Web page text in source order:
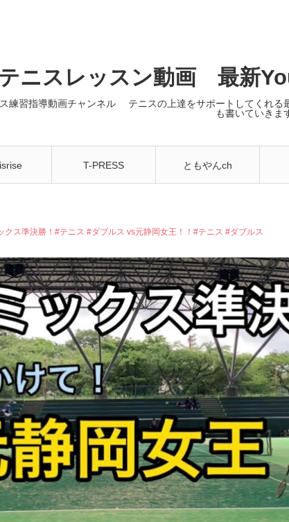
テニスレッスン動画 最新
練習指導動画チャンネル テニスの上達をサポートしてくれ
も書いていきま
T-PRESS ともやんch
クス準決勝！#テニス #ダブルス vs元静岡女王！！#テニス #ダブルス